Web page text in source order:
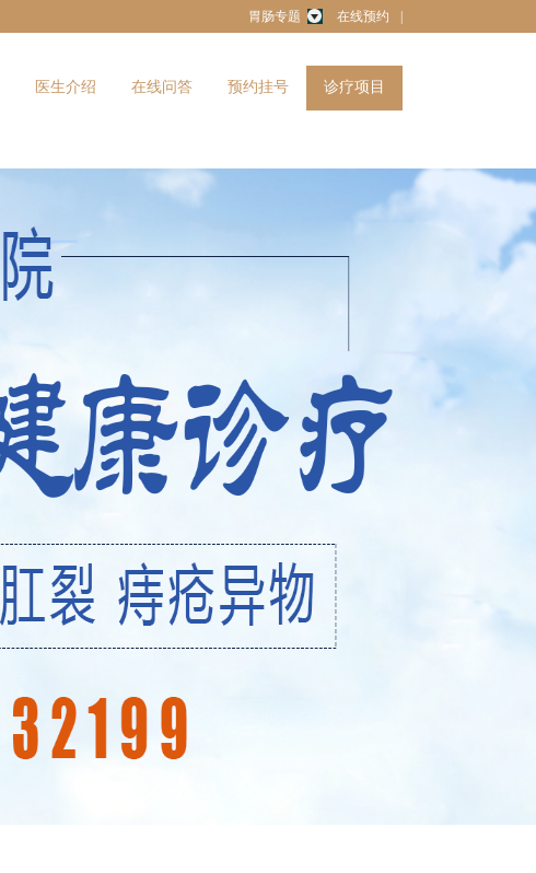
胃肠专题 在线预约
医生介绍 在线问答 预约挂号 诊疗项目